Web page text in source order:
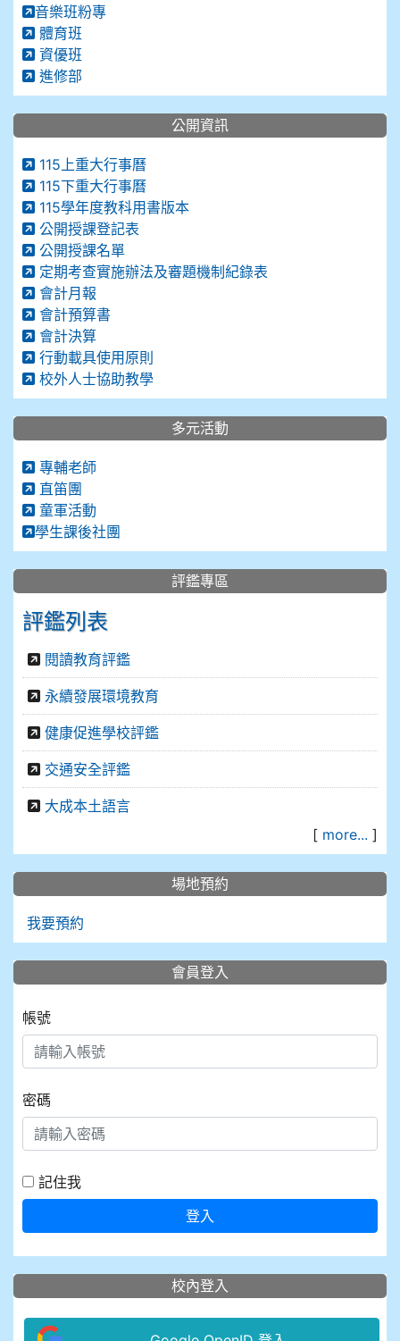
音樂班粉專
體育班
資優班
進修部
公開資訊
115上重大行事曆
115下重大行事曆
115學年度教科用書版本
公開授課登記表
公開授課名單
定期考查實施辦法及審題機制紀錄表
會計月報
會計預算書
會計決算
行動載具使用原則
校外人士協助教學
多元活動
專輔老師
直笛團
童軍活動
學生課後社團
評鑑專區
評鑑列表
閱讀教育評鑑
永續發展環境教育
健康促進學校評鑑
交通安全評鑑
大成本土語言
[ more... ]
場地預約
我要預約
會員登入
帳號
密碼
記住我
登入
校內登入